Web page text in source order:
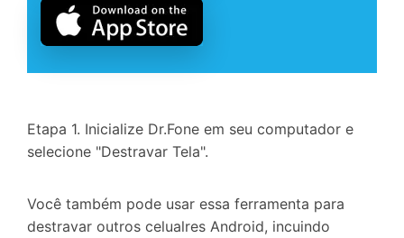
Etapa 1. Inicialize Dr.Fone em seu computador e
selecione "Destravar Tela".
Você também pode usar essa ferramenta para
destravar outros celualres Android, incuindo